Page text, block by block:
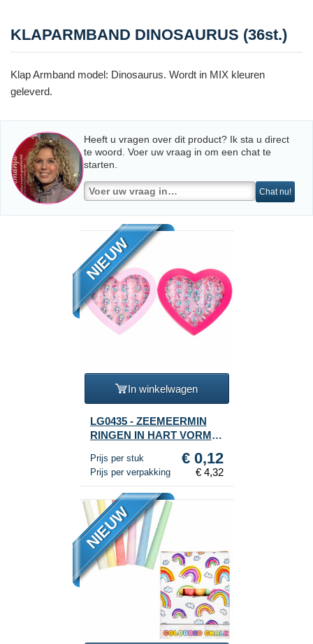
KLAPARMBAND DINOSAURUS (36st.)
Klap Armband model: Dinosaurus. Wordt in MIX kleuren
geleverd.
Heeft u vragen over dit product? Ik sta u direct
te woord. Voer uw vraag in om een chat te
starten.
Chat nu!
NIEUW
In winkelwagen
LG0435 - ZEEMEERMIN
RINGEN IN HART VORM
Prijs per stuk € 0,12
Prijs per verpakking € 4,32
NIEUW